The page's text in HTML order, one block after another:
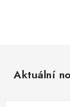
Aktuální